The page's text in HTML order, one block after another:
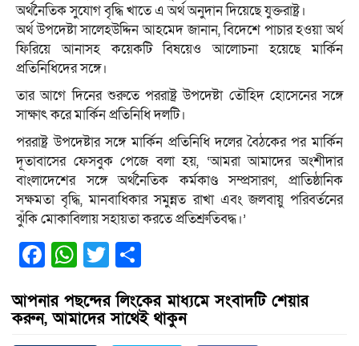
অর্থনৈতিক সুযোগ বৃদ্ধি খাতে এ অর্থ অনুদান দিয়েছে যুক্তরাষ্ট্র।
অর্থ উপদেষ্টা সালেহউদ্দিন আহমেদ জানান, বিদেশে পাচার হওয়া অর্থ
ফিরিয়ে আনাসহ কয়েকটি বিষয়েও আলোচনা হয়েছে মার্কিন
প্রতিনিধিদের সঙ্গে।
তার আগে দিনের শুরুতে পররাষ্ট্র উপদেষ্টা তৌহিদ হোসেনের সঙ্গে
সাক্ষাৎ করে মার্কিন প্রতিনিধি দলটি।
পররাষ্ট্র উপদেষ্টার সঙ্গে মার্কিন প্রতিনিধি দলের বৈঠকের পর মার্কিন
দূতাবাসের ফেসবুক পেজে বলা হয়, ‘আমরা আমাদের অংশীদার
বাংলাদেশের সঙ্গে অর্থনৈতিক কর্মকাণ্ড সম্প্রসারণ, প্রাতিষ্ঠানিক
সক্ষমতা বৃদ্ধি, মানবাধিকার সমুন্নত রাখা এবং জলবায়ু পরিবর্তনের
ঝুঁকি মোকাবিলায় সহায়তা করতে প্রতিশ্রুতিবদ্ধ।’
Facebook
WhatsApp
Twitter
আপনার পছন্দের লিংকের মাধ্যমে সংবাদটি শেয়ার
করুন, আমাদের সাথেই থাকুন